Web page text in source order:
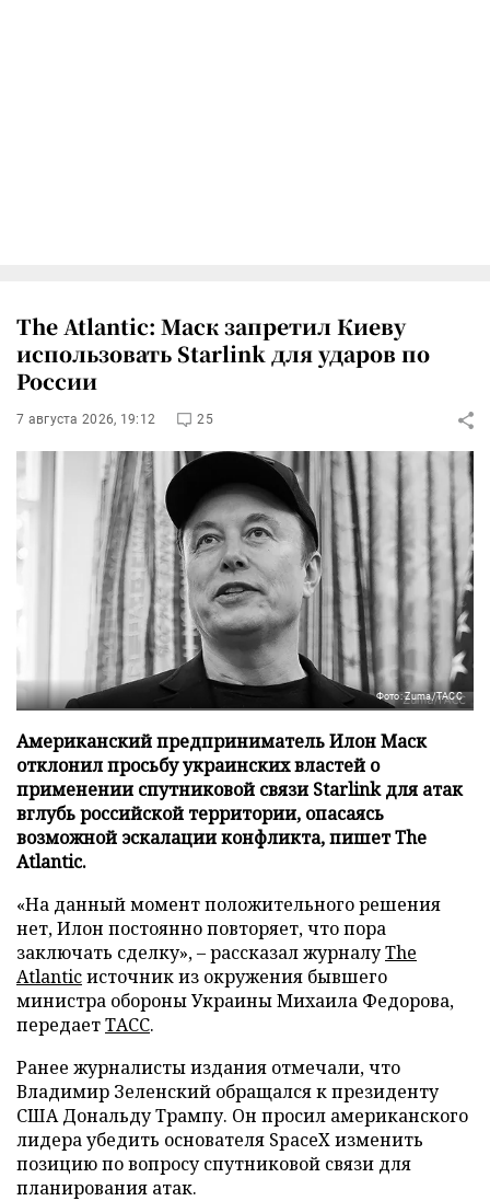
The Atlantic: Маск запретил Киеву
использовать Starlink для ударов по
России
7 августа 2026, 19:12 25
Фото: Zuma/ТАСС
Американский предприниматель Илон Маск
отклонил просьбу украинских властей о
применении спутниковой связи Starlink для атак
вглубь российской территории, опасаясь
возможной эскалации конфликта, пишет The
Atlantic.
«На данный момент положительного решения
нет, Илон постоянно повторяет, что пора
заключать сделку», – рассказал журналуThe
Atlanticисточник из окружения бывшего
министра обороны Украины Михаила Федорова,
передаетТАСС.
Ранее журналисты издания отмечали, что
Владимир Зеленский обращался к президенту
США Дональду Трампу. Он просил американского
лидера убедить основателя SpaceX изменить
позицию по вопросу спутниковой связи для
планирования атак.